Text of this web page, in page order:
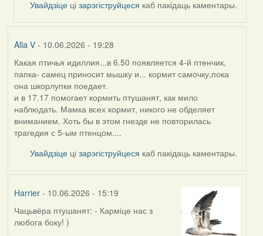
Harrier
Увайдзіце цізарэгіструйцеся каб пакідаць каментары.
Alla V- 10.06.2026 - 19:28
Какая птичья идиллия...в 6.50 появляется 4-й птенчик,
папка- самец приносит мышку и... кормит самочку,пока
она шкорлупки поедает.
и в 17.17 помогает кормить птушанят, как мило
наблюдать. Мамка всех кормит, никого не обделяет
вниманием. Хоть бы в этом гнезде не повторилась
трагедия с 5-ым птенцом....
Увайдзіце цізарэгіструйцеся каб пакідаць каментары.
Harrier- 10.06.2026 - 15:19
Чацьвёра птушанят: - Карміце нас з
любога боку! )